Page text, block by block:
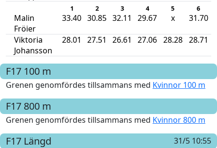
1 2 3 4 5 6
Malin
Fröier
33.40 30.85 32.11 29.67 x 31.70
Viktoria
Johansson
28.01 27.51 26.61 27.06 28.28 28.71
F17 100 m
Grenen genomfördes tillsammans med Kvinnor 100 m
F17 800 m
Grenen genomfördes tillsammans med Kvinnor 800 m
F17 Längd
31/5 10:55